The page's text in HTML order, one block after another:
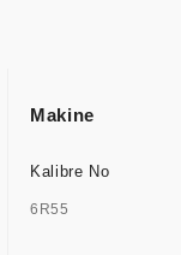
Makine
Kalibre No
6R55